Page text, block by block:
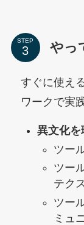
STEP やっ
すぐに使え
ワークで実
異文化を
ツー
ツー
テク
ツー
ミュ